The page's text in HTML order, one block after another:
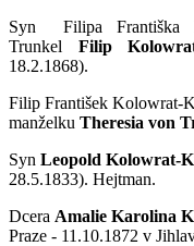
Syn Filipa Františka
Trunkel Filip
18.2.1868).
Filip František Kolowrat-
manželku Theresia von
Syn Leopold Kolowrat-
28.5.1833). Hejtman.
Dcera Amalie Karolina
Praze - 11.10.1872 v